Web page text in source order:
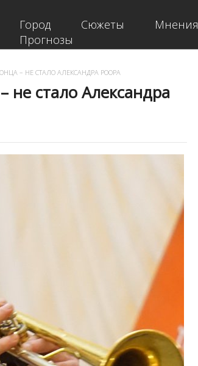
Город Сюжеты Мнения
Прогнозы
– НЕ СТАЛО АЛЕКСАНДРА РООРА
стало Александра